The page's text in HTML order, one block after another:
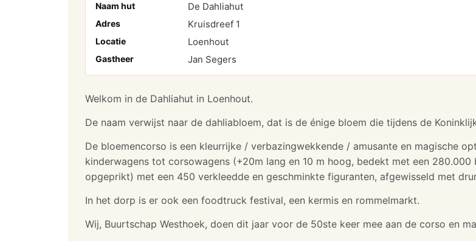
Naam hut De Dahliahut
Adres Kruisdreef 1
Locatie Loenhout
Gastheer Jan Segers
Welkom in de Dahliahut in Loenhout.
De naam verwijst naar de dahliabloem, dat is de énige bloem die tijdens de
De bloemencorso is een kleurrijke / verbazingwekkende / amusante en magische
kinderwagens tot corsowagens (+20m lang en 10 m hoog, bedekt met een
opgeprikt) met een 450 verkleedde en geschminkte figuranten, afgewisseld met
In het dorp is er ook een foodtruck festival, een kermis en rommelmarkt.
Wij, Buurtschap Westhoek, doen dit jaar voor de 50ste keer mee aan de corso en